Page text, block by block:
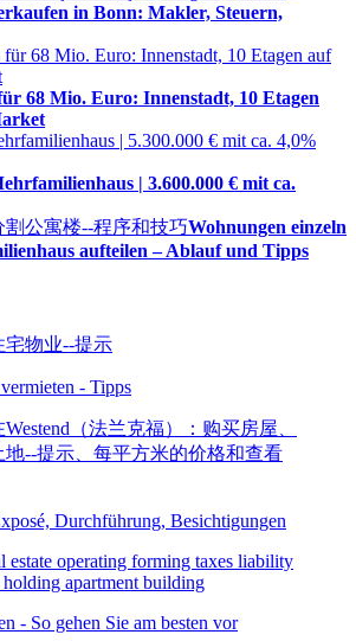
in Bonn: Makler, Steuern,
68 Mio. Euro: Innenstadt, 10 Etagen
| 3.600.000 € mit ca.
Wohnungen einzeln
aufteilen – Ablauf und Tipps
- Tipps
Durchführung, Besichtigungen
- So gehen Sie am besten vor